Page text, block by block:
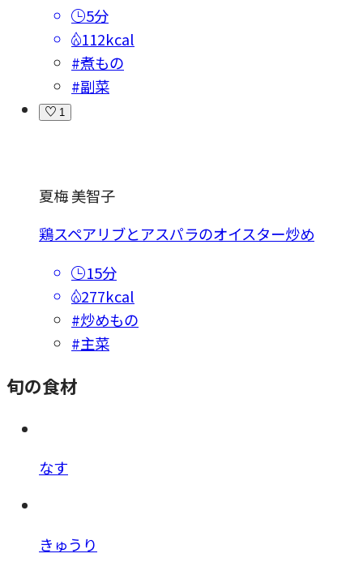
5分
112kcal
#煮もの
#副菜
1
夏梅 美智子
鶏スペアリブとアスパラのオイスター炒め
15分
277kcal
#炒めもの
#主菜
旬の食材
なす
きゅうり